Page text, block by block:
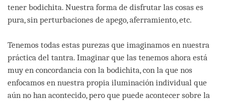
tener bodichita. Nuestra forma de disfrutar las cosas es
pura, sin perturbaciones de apego, aferramiento, etc.
Tenemos todas estas purezas que imaginamos en nuestra
práctica del tantra. Imaginar que las tenemos ahora está
muy en concordancia con la bodichita, con la que nos
enfocamos en nuestra propia iluminación individual que
aún no han acontecido, pero que puede acontecer sobre la